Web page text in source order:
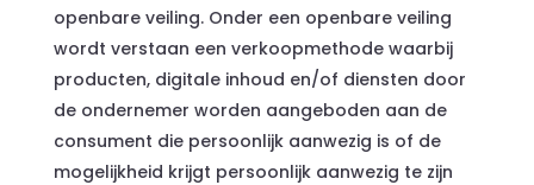
openbare veiling. Onder een openbare veiling
wordt verstaan een verkoopmethode waarbij
producten, digitale inhoud en/of diensten door
de ondernemer worden aangeboden aan de
consument die persoonlijk aanwezig is of de
mogelijkheid krijgt persoonlijk aanwezig te zijn